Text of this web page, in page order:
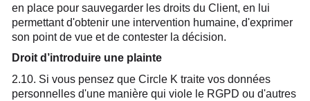
en place pour sauvegarder les droits du Client, en lui
permettant d'obtenir une intervention humaine, d'exprimer
son point de vue et de contester la décision.
Droit d’introduire une plainte
2.10. Si vous pensez que Circle K traite vos données
personnelles d'une manière qui viole le RGPD ou d'autres